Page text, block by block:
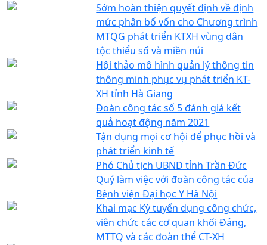
Sớm hoàn thiện quyết định về định
mức phân bổ vốn cho Chương trình
MTQG phát triển KTXH vùng dân
tộc thiểu số và miền núi
Hội thảo mô hình quản lý thông tin
thông minh phục vụ phát triển KT-
XH tỉnh Hà Giang
Đoàn công tác số 5 đánh giá kết
quả hoạt động năm 2021
Tận dụng mọi cơ hội để phục hồi và
phát triển kinh tế
Phó Chủ tịch UBND tỉnh Trần Đức
Quý làm việc với đoàn công tác của
Bệnh viện Đại học Y Hà Nội
Khai mạc Kỳ tuyển dụng công chức,
viên chức các cơ quan khối Đảng,
MTTQ và các đoàn thể CT-XH